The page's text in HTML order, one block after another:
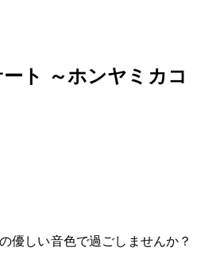
ト ～ホンヤミカコ
優しい音色で過ごしませんか？